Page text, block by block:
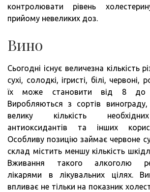
контролювати рівень
прийому невеликих доз.
Вино
Сьогодні існує величезна кількість
сухі, солодкі, ігристі, білі, червоні,
їх може становити від 8 до
Виробляються з сортів
велику кількість
антиоксидантів та інших
Особливу позицію займає червоне
склад містить меншу кількість
Вживання такого алкоголю
лікарями в лікувальних цілях.
впливає не тільки на показник